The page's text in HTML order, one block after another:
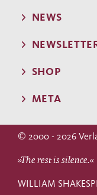
NEWS
SHOP
META
© 2000 - 2026
»The rest is silence.«
WILLIAM